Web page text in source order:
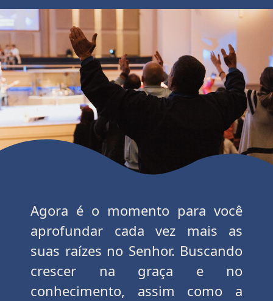
Agora é o momento para você
aprofundar cada vez mais as
suas raízes no Senhor. Buscando
crescer na graça e no
conhecimento, assim como a